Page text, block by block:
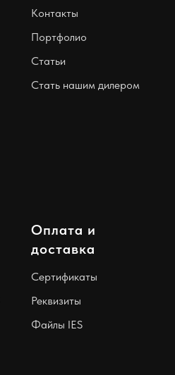
Контакты
Портфолио
Статьи
Стать нашим дилером
Оплата и
доставка
Сертификаты
Реквизиты
Файлы IES